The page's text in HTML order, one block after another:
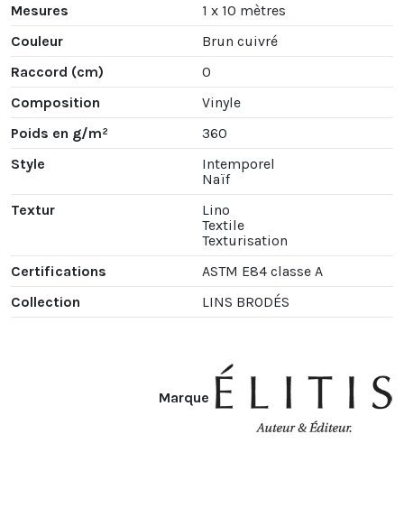
Mesures
1 x 10 mètres
Couleur
Brun cuivré
Raccord (cm)
0
Composition
Vinyle
Poids en g/m²
360
Style
Intemporel
Naïf
Textur
Lino
Textile
Texturisation
Certifications
ASTM E84 classe A
Collection
LINS BRODÉS
Marque